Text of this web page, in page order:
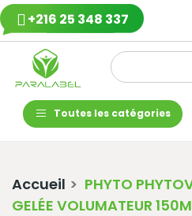
+216 25 348 337
Toutes les catégories
Accueil
PHYTO
GELÉE VOLUMATEUR